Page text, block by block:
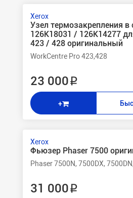
Xerox
Узел термозакрепления в
126K18031 / 126K14277
423 / 428 оригинальный
WorkCentre Pro 423,428
23 000 ₽
+
Xerox
Фьюзер Phaser 7500
Phaser 7500N, 7500DX,
31 000 ₽